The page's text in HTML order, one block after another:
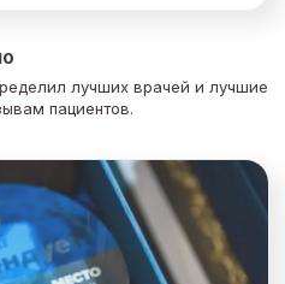
лучших врачей и лучшие
пациентов.